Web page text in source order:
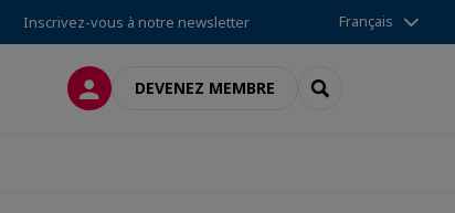
Inscrivez-vous à notre newsletter Français
CONNEXIONDEVENEZ MEMBRE RECHERCHER